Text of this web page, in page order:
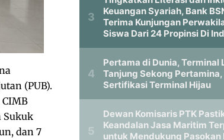
(PUB).
Sukuk
dan 7